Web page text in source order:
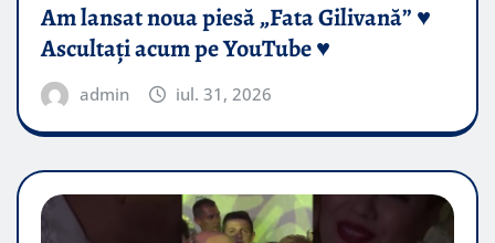
Am lansat noua piesă „Fata Gilivană” ♥️
Ascultați acum pe YouTube ♥️
admin iul. 31, 2026